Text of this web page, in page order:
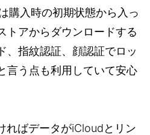
購入時の初期状態から入っ
トアからダウンロードする
、指紋認証、顔認証でロッ
言う点も利用していて安心
ればデータがiCloudとリン